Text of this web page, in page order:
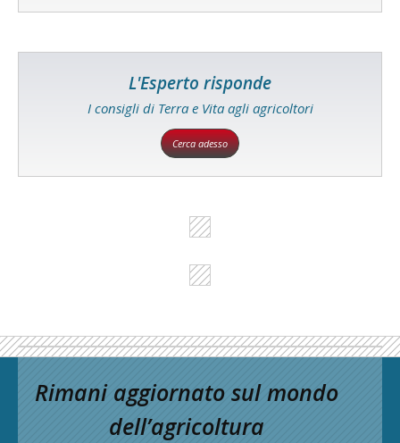
L'Esperto risponde
I consigli di Terra e Vita agli agricoltori
Cerca adesso
Rimani aggiornato sul mondo
dell’agricoltura